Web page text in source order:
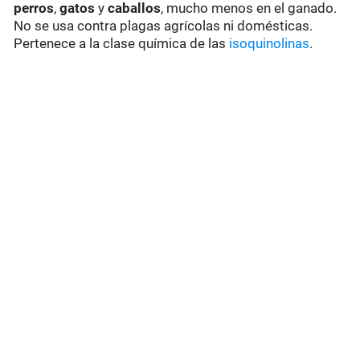
perros,gatos ycaballos, mucho menos en el ganado.
No se usa contra plagas agrícolas ni domésticas.
Pertenece a la clase química de las isoquinolinas.